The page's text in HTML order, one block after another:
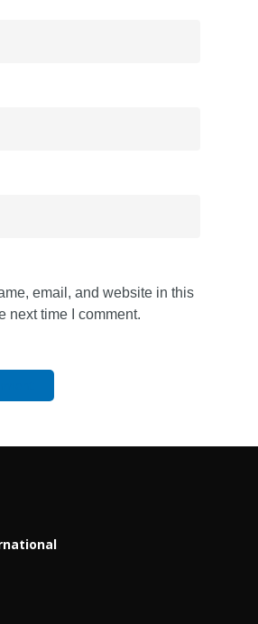
email, and website in this
next time I comment.